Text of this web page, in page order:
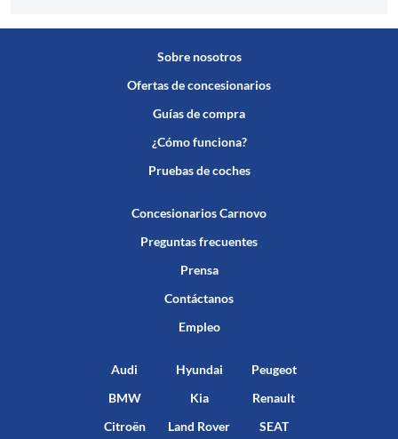
Sobre nosotros
Ofertas de concesionarios
Guías de compra
¿Cómo funciona?
Pruebas de coches
Concesionarios Carnovo
Preguntas frecuentes
Prensa
Contáctanos
Empleo
Audi
BMW
Citroën
Hyundai
Kia
Land Rover
Peugeot
Renault
SEAT